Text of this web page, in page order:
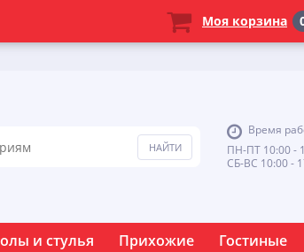
Время
ПН-ПТ 10:00 -
СБ-ВС 10:00 -
и стулья Прихожие Гостиные
Моя корзина